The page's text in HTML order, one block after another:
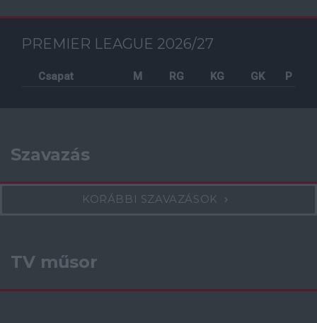
PREMIER LEAGUE 2026/27
Csapat M RG KG GK P
Szavazás
KORÁBBI SZAVAZÁSOK
TV műsor